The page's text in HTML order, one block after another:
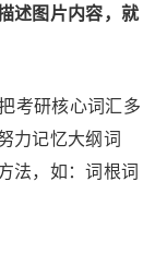
述图片内容，就
考研核心词汇多
力记忆大纲词
法，如：词根词